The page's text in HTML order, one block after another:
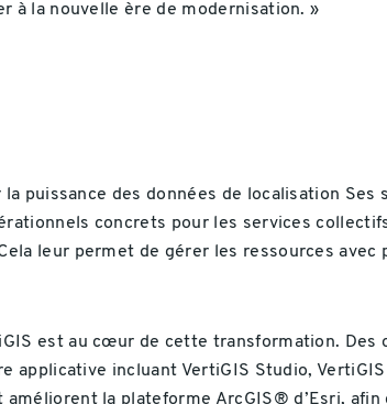
à la nouvelle ère de modernisation. »
puissance des données de localisation
concrets pour les services
leur permet de gérer les ressources
est au cœur de cette transformation.
applicative incluant VertiGIS Studio,
la plateforme ArcGIS® d’Esri,